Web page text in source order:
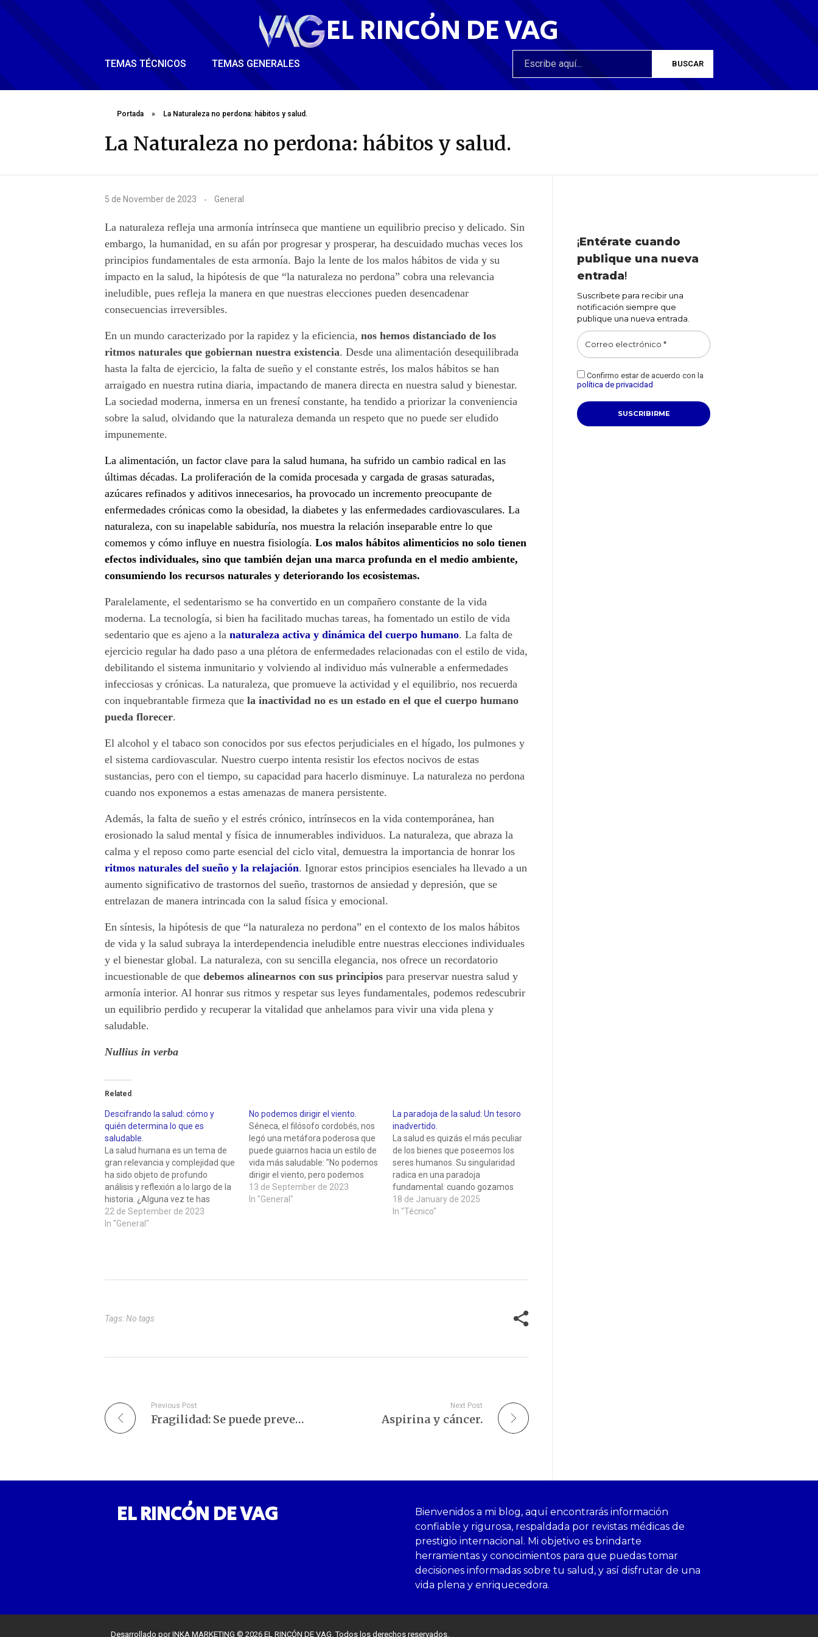
EL RINCÓN DE VAG
TEMAS TÉCNICOS TEMAS GENERALES
Portada » La Naturaleza no perdona: hábitos y salud.
La Naturaleza no perdona: hábitos y salud.
L
a
N
a
t
u
r
a
l
e
a
n
o
p
e
r
d
o
n
a
:
h
á
i
t
o
s
y
s
a
l
u
d
.
5 de November de 2023 General
La naturaleza refleja una armonía intrínseca que mantiene un equilibrio preciso y delicado. Sin
embargo, la humanidad, en su afán por progresar y prosperar, ha descuidado muchas veces los
principios fundamentales de esta armonía. Bajo la lente de los malos hábitos de vida y su
impacto en la salud, la hipótesis de que “la naturaleza no perdona” cobra una relevancia
ineludible, pues refleja la manera en que nuestras elecciones pueden desencadenar
consecuencias irreversibles.
En un mundo caracterizado por la rapidez y la eficiencia, nos hemos distanciado de los
ritmos naturales que gobiernan nuestra existencia. Desde una alimentación desequilibrada
hasta la falta de ejercicio, la falta de sueño y el constante estrés, los malos hábitos se han
arraigado en nuestra rutina diaria, impactando de manera directa en nuestra salud y bienestar.
La sociedad moderna, inmersa en un frenesí constante, ha tendido a priorizar la conveniencia
sobre la salud, olvidando que la naturaleza demanda un respeto que no puede ser eludido
impunemente.
La alimentación, un factor clave para la salud humana, ha sufrido un cambio radical en las
últimas décadas. La proliferación de la comida procesada y cargada de grasas saturadas,
azúcares refinados y aditivos innecesarios, ha provocado un incremento preocupante de
enfermedades crónicas como la obesidad, la diabetes y las enfermedades cardiovasculares. La
naturaleza, con su inapelable sabiduría, nos muestra la relación inseparable entre lo que
comemos y cómo influye en nuestra fisiología. Los malos hábitos alimenticios no solo tienen
efectos individuales, sino que también dejan una marca profunda en el medio ambiente,
consumiendo los recursos naturales y deteriorando los ecosistemas.
Paralelamente, el sedentarismo se ha convertido en un compañero constante de la vida
moderna. La tecnología, si bien ha facilitado muchas tareas, ha fomentado un estilo de vida
sedentario que es ajeno a la naturaleza activa y dinámica del cuerpo humano. La falta de
ejercicio regular ha dado paso a una plétora de enfermedades relacionadas con el estilo de vida,
debilitando el sistema inmunitario y volviendo al individuo más vulnerable a enfermedades
infecciosas y crónicas. La naturaleza, que promueve la actividad y el equilibrio, nos recuerda
con inquebrantable firmeza que la inactividad no es un estado en el que el cuerpo humano
pueda florecer.
El alcohol y el tabaco son conocidos por sus efectos perjudiciales en el hígado, los pulmones y
el sistema cardiovascular. Nuestro cuerpo intenta resistir los efectos nocivos de estas
sustancias, pero con el tiempo, su capacidad para hacerlo disminuye. La naturaleza no perdona
cuando nos exponemos a estas amenazas de manera persistente.
Además, la falta de sueño y el estrés crónico, intrínsecos en la vida contemporánea, han
erosionado la salud mental y física de innumerables individuos. La naturaleza, que abraza la
calma y el reposo como parte esencial del ciclo vital, demuestra la importancia de honrar los
ritmos naturales del sueño y la relajación. Ignorar estos principios esenciales ha llevado a un
aumento significativo de trastornos del sueño, trastornos de ansiedad y depresión, que se
entrelazan de manera intrincada con la salud física y emocional.
En síntesis, la hipótesis de que “la naturaleza no perdona” en el contexto de los malos hábitos
de vida y la salud subraya la interdependencia ineludible entre nuestras elecciones individuales
y el bienestar global. La naturaleza, con su sencilla elegancia, nos ofrece un recordatorio
incuestionable de que debemos alinearnos con sus principios para preservar nuestra salud y
armonía interior. Al honrar sus ritmos y respetar sus leyes fundamentales, podemos redescubrir
un equilibrio perdido y recuperar la vitalidad que anhelamos para vivir una vida plena y
saludable.
Nullius in verba
Related
Descifrando la salud: cómo y
quién determina lo que es
saludable.
La salud humana es un tema de
gran relevancia y complejidad que
ha sido objeto de profundo
análisis y reflexión a lo largo de la
historia. ¿Alguna vez te has
preguntado quién realmente tiene
la autoridad para definir qué es
22 de September de 2023
In "General"
No podemos dirigir el viento.
Séneca, el filósofo cordobés, nos
legó una metáfora poderosa que
puede guiarnos hacia un estilo de
vida más saludable: "No podemos
dirigir el viento, pero podemos
orientar las velas". A lo largo de
este artículo exploraré cómo esta
13 de September de 2023
In "General"
La paradoja de la salud: Un tesoro
inadvertido.
La salud es quizás el más peculiar
de los bienes que poseemos los
seres humanos. Su singularidad
radica en una paradoja
fundamental: cuando gozamos
de ella, apenas somos
conscientes de su presencia,
18 de January de 2025
In "Técnico"
Tags: No tags
Previous Post
Fragilidad: Se puede prevenir y tratar en todas las edades.
Next Post
Aspirina y cáncer.
¡Entérate cuando
publique una nueva
entrada!
Suscríbete para recibir una
notificación siempre que
publique una nueva entrada.
Confirmo estar de acuerdo con la
política de privacidad
EL RINCÓN DE VAG
Bienvenidos a mi blog, aquí encontrarás información
confiable y rigurosa, respaldada por revistas médicas de
prestigio internacional. Mi objetivo es brindarte
herramientas y conocimientos para que puedas tomar
decisiones informadas sobre tu salud, y así disfrutar de una
vida plena y enriquecedora.
Desarrollado por INKA MARKETING © 2026 EL RINCÓN DE VAG. Todos los derechos reservados.